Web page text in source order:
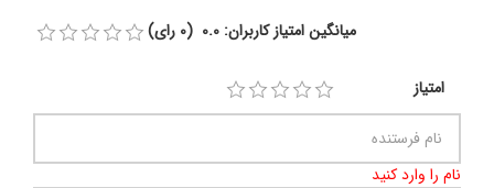
میانگین امتیاز کاربران: 0.0 (0 رای)
امتیاز
نام را وارد کنید